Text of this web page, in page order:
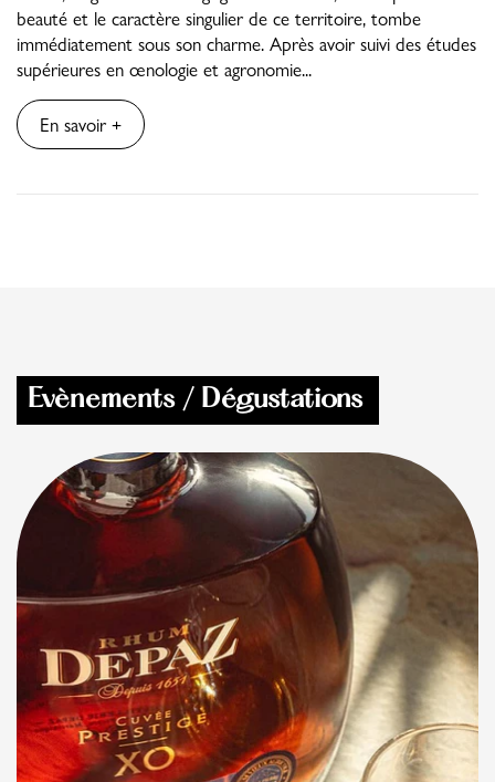
beauté et le caractère singulier de ce territoire, tombe
immédiatement sous son charme. Après avoir suivi des études
supérieures en œnologie et agronomie...
En savoir +
Evènements / Dégustations